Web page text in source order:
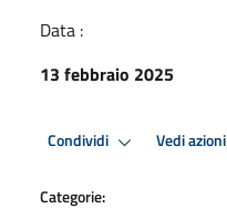
Data :
13 febbraio 2025
Condividi Vedi azioni
Categorie: